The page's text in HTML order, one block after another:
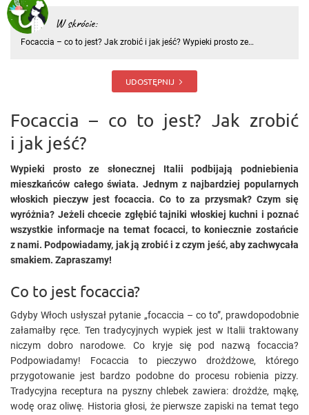
W skrócie:
Focaccia – co to jest? Jak zrobić i jak jeść? Wypieki prosto ze
to za przysmak? Czym się wyróżnia? Jeżeli chcecie zgłę
UDOSTĘPNIJ
Focaccia – co to jest? Jak zrobić
i jak jeść?
Wypieki prosto ze słonecznej Italii podbijają podniebienia
mieszkańców całego świata. Jednym z najbardziej popularnych
włoskich pieczyw jest focaccia. Co to za przysmak? Czym się
wyróżnia? Jeżeli chcecie zgłębić tajniki włoskiej kuchni i poznać
wszystkie informacje na temat focacci, to koniecznie zostańcie
z nami. Podpowiadamy, jak ją zrobić i z czym jeść, aby zachwycała
smakiem. Zapraszamy!
Co to jest focaccia?
Gdyby Włoch usłyszał pytanie „focaccia – co to”, prawdopodobnie
załamałby ręce. Ten tradycyjnych wypiek jest w Italii traktowany
niczym dobro narodowe. Co kryje się pod nazwą focaccia?
Podpowiadamy! Focaccia to pieczywo drożdżowe, którego
przygotowanie jest bardzo podobne do procesu robienia pizzy.
Tradycyjna receptura na pyszny chlebek zawiera: drożdże, mąkę,
wodę oraz oliwę. Historia głosi, że pierwsze zapiski na temat tego